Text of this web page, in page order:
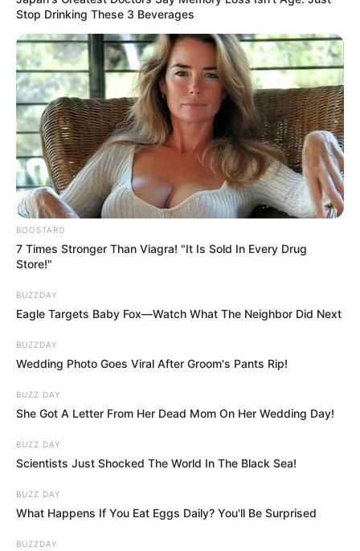
nyugdíj tehát egy olyan lehetőség, amely nemcsak
a nyugdíjasok számára jelentene segítséget, hanem
hosszú távon a gazdaság stabilitására is kedvező
hatással lenne. Az elkövetkező időszakokban
biztosan még sokat fogunk hallani erről a kérdésről,
és érdemes figyelemmel kísérni a kormány
döntéseit, hogy miként alakulnak a jövőbeli
juttatások.
Stop Drinking These 3 Beverages
BOOSTARO
7 Times Stronger Than Viagra! "It Is Sold In Every Drug
Store!"
BUZZDAY
Eagle Targets Baby Fox—Watch What The Neighbor Did Next
BUZZDAY
Wedding Photo Goes Viral After Groom's Pants Rip!
BUZZ DAY
She Got A Letter From Her Dead Mom On Her Wedding Day!
BUZZ DAY
Scientists Just Shocked The World In The Black Sea!
BUZZ DAY
What Happens If You Eat Eggs Daily? You'll Be Surprised
BUZZDAY